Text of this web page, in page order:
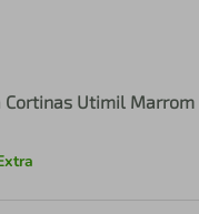
Cortinas Utimil Marrom